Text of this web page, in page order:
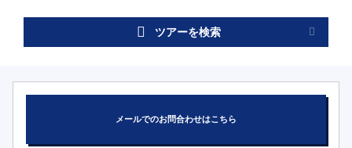
ツアーを検索
メールでのお問合わせはこちら